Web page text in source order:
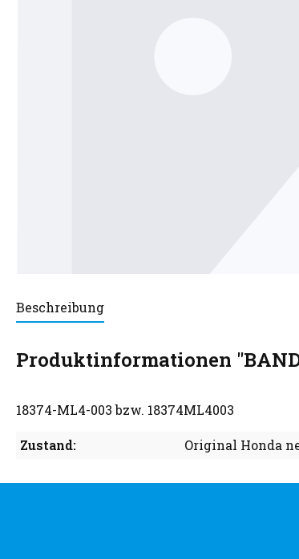
Beschreibung
Produktinformationen
18374-ML4-003 bzw. 18374ML4003
Zustand: Original Honda